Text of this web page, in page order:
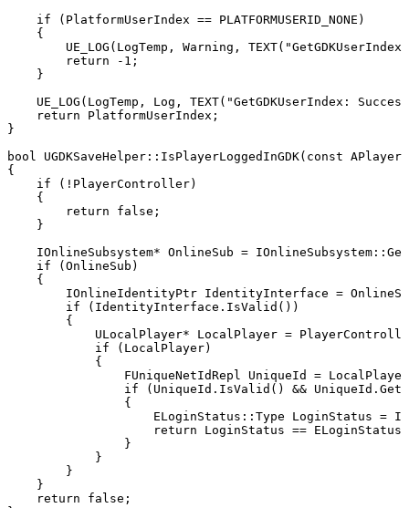
    if (PlatformUserIndex == PLATFORMUSERID_NONE)
    {
UE_LOG(LogTemp, Warning,
        return -1;
    }
UE_LOG(LogTemp, Log, TEXT("GetGDKUserIndex:
    return PlatformUserIndex;
}
bool UGDKSaveHelper::IsPlayerLoggedInGDK(const
{
    if (!PlayerController)
    {
        return false;
    }
IOnlineSubsystem* OnlineSub =
    if (OnlineSub)
    {
IOnlineIdentityPtr IdentityInterface =
        if (IdentityInterface.IsValid())
        {
ULocalPlayer* LocalPlayer =
            if (LocalPlayer)
            {
FUniqueNetIdRepl UniqueId =
if (UniqueId.IsValid() &&
                {
ELoginStatus::Type LoginStatus =
return LoginStatus ==
                }
            }
        }
    }
    return false;